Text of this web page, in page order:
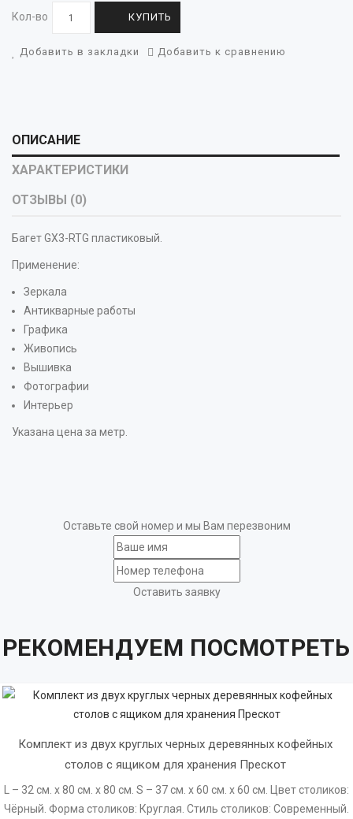
Кол-во КУПИТЬ
Добавить в закладки Добавить к сравнению
ОПИСАНИЕ
ХАРАКТЕРИСТИКИ
ОТЗЫВЫ (0)
Багет GX3-RTG пластиковый.
Применение:
Зеркала
Антикварные работы
Графика
Живопись
Вышивка
Фотографии
Интерьер
Указана цена за метр.
Оставьте свой номер и мы Вам перезвоним
Оставить заявку
РЕКОМЕНДУЕМ ПОСМОТРЕТЬ
Комплект из двух круглых черных деревянных кофейных
столов с ящиком для хранения Прескот
L – 32 см. x 80 см. x 80 см. S – 37 см. x 60 см. x 60 см. Цвет столиков:
Чёрный. Форма столиков: Круглая. Стиль столиков: Современный.